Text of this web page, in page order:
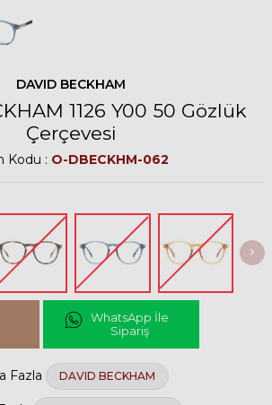
DAVID BECKHAM
1126 Y00 50 Gözlük
Çerçevesi
Kodu : O-DBECKHM-062
WhatsApp İle
Sipariş
Fazla DAVID BECKHAM